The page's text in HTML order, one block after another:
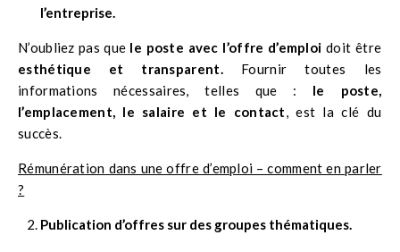
l’entreprise.
N’oubliez pas que le poste avec l’offre d’emploi doit être
esthétique et transparent.Fournir toutes les
informations nécessaires, telles que : le poste,
l’emplacement, le salaire et le contact, est la clé du
succès.
Rémunération dans une offre d’emploi – comment en parler
?
Publication d’offres sur des groupes thématiques.